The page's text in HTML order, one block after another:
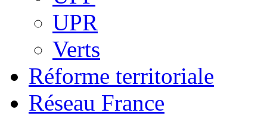
UPR
Verts
Réforme territoriale
Réseau France